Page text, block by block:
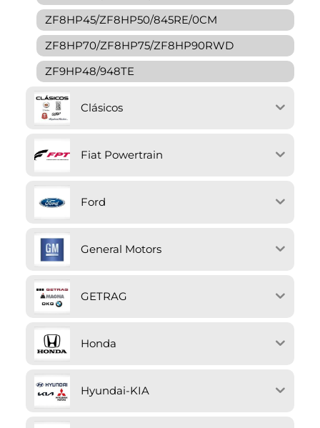
ZF8HP45/ZF8HP50/845RE/0CM
ZF8HP70/ZF8HP75/ZF8HP90RWD
ZF9HP48/948TE
Clásicos
Fiat Powertrain
Ford
General Motors
GETRAG
Honda
Hyundai-KIA